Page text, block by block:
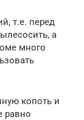
т.е. перед
а
много
копоть и
равно